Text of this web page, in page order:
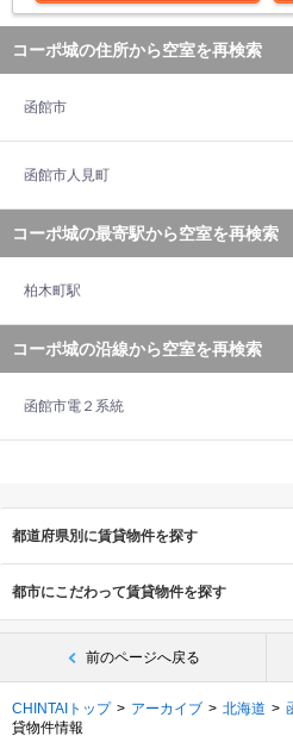
コーポ城の住所から空室を再検索
函館市
函館市人見町
コーポ城の最寄駅から空室を再検索
柏木町駅
コーポ城の沿線から空室を再検索
函館市電２系統
都道府県別に賃貸物件を探す
都市にこだわって賃貸物件を探す
前のページへ戻る
CHINTAIトップ アーカイブ 北海道
貸物件情報